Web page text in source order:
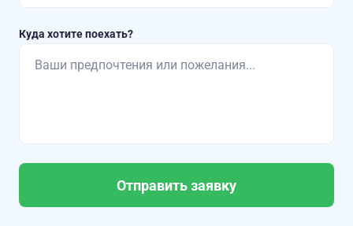
Куда хотите поехать?
Отправить заявку